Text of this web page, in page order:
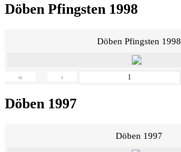
Döben Pfingsten 1998
Döben Pfingsten 1998
« ‹
Döben 1997
Döben 1997